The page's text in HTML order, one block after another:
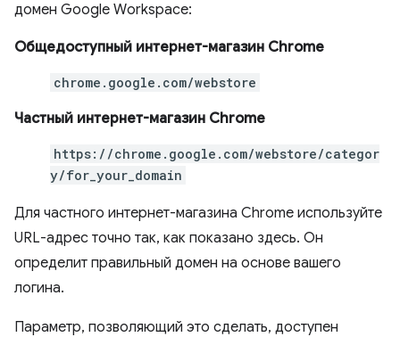
домен Google Workspace:
Общедоступный интернет-магазин Chrome
chrome.google.com/webstore
Частный интернет-магазин Chrome
https://chrome.google.com/webstore/categor
y/for_your_domain
Для частного интернет-магазина Chrome используйте
URL-адрес точно так, как показано здесь. Он
определит правильный домен на основе вашего
логина.
Параметр, позволяющий это сделать, доступен